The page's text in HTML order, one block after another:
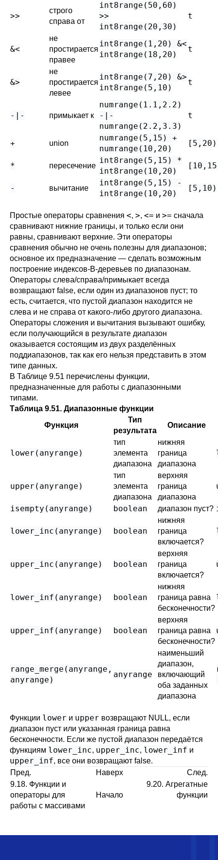
>>
строго
справа от
int8range(50,60)
>>
int8range(20,30)
t
&<
не
простирается
правее
int8range(1,20) &<
int8range(18,20)
t
&>
не
простирается
левее
int8range(7,20) &>
int8range(5,10)
t
-|- примыкает к
numrange(1.1,2.2)
-|-
numrange(2.2,3.3)
t
+ union
numrange(5,15) +
numrange(10,20)
[5,20)
* пересечение
int8range(5,15) *
int8range(10,20)
- вычитание
int8range(5,15) -
int8range(10,20)
[5,10)
Простые операторы сравнения <, >, <= и >= сначала
сравнивают нижние границы, и только если они
равны, сравнивают верхние. Эти операторы
сравнения обычно не очень полезны для диапазонов;
основное их предназначение — сделать возможным
построение индексов-B-деревьев по диапазонам.
Операторы слева/справа/примыкает всегда
возвращают false, если один из диапазонов пуст; то
есть, считается, что пустой диапазон находится не
слева и не справа от какого-либо другого диапазона.
Операторы сложения и вычитания вызывают ошибку,
если получающийся в результате диапазон
оказывается состоящим из двух разделённых
поддиапазонов, так как его нельзя представить в этом
типе данных.
В Таблице 9.51 перечислены функции,
предназначенные для работы с диапазонными
типами.
Таблица 9.51. Диапазонные функции
Функция
Тип
результата
Описание
lower ( anyrange )
тип
элемента
диапазона
нижняя
граница
диапазона
upper ( anyrange )
тип
элемента
диапазона
верхняя
граница
диапазона
isempty ( anyrange ) boolean диапазон пуст?
lower_inc ( anyrange ) boolean
нижняя
граница
включается?
upper_inc ( anyrange ) boolean
верхняя
граница
включается?
lower_inf ( anyrange ) boolean
нижняя
граница равна
бесконечности?
upper_inf ( anyrange ) boolean
верхняя
граница равна
бесконечности?
range_merge ( anyrange ,
anyrange )
anyrange
наименьший
диапазон,
включающий
оба заданных
диапазона
Функции lower и upper возвращают NULL, если
диапазон пуст или указанная граница равна
бесконечности. Если же пустой диапазон передаётся
функциям lower_inc, upper_inc, lower_inf и
upper_inf, все они возвращают false.
Пред.
Наверх
След.
9.18. Функции и
операторы для
работы с массивами
Начало
9.20. Агрегатные
функции